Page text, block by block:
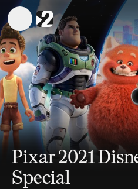
Pixar 2021
Special